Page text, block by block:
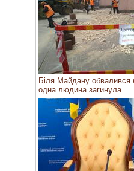
Біля Майдану обвалився
одна людина загинула